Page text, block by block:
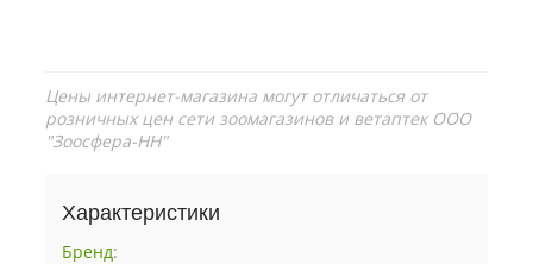
Цены интернет-магазина могут отличаться от
розничных цен сети зоомагазинов и ветаптек ООО
"Зоосфера-НН"
Характеристики
Бренд: